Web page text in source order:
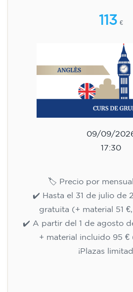
113 €
09/09/
17:30
🏷️ Precio por
✔️ Hasta el 31 de julio de
gratuita (+ material 51
✔️ A partir del 1 de agosto
+ material incluido 95
¡Plazas